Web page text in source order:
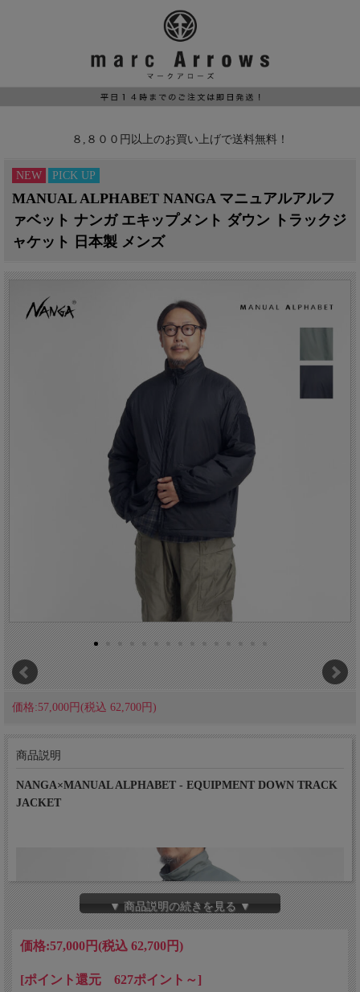
８,８００円以上のお買い上げで送料無料！
NEW PICK UP
MANUAL ALPHABET NANGA マニュアルアルフ
ァベット ナンガ エキップメント ダウン トラックジ
ャケット 日本製 メンズ
価格:57,000円(税込 62,700円)
商品説明
NANGA×MANUAL ALPHABET - EQUIPMENT DOWN TRACK
JACKET
▼ 商品説明の続きを見る ▼
価格:57,000円(税込 62,700円)
[ポイント還元 627ポイント～]